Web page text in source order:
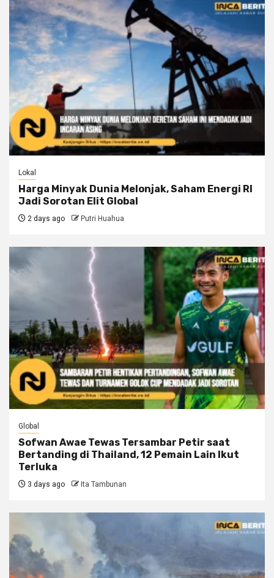
Lokal
Harga Minyak Dunia Melonjak, Saham Energi RI
Jadi Sorotan Elit Global
2 days ago Putri Huahua
Global
Sofwan Awae Tewas Tersambar Petir saat
Bertanding di Thailand, 12 Pemain Lain Ikut
Terluka
3 days ago Ita Tambunan